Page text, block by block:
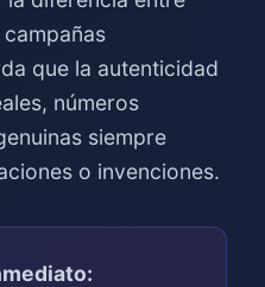
que la autenticidad
números
siempre
o invenciones.